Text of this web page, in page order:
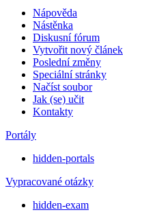
Nápověda
Nástěnka
Diskusní fórum
Vytvořit nový článek
Poslední změny
Speciální stránky
Načíst soubor
Jak (se) učit
Kontakty
Portály
hidden-portals
Vypracované otázky
hidden-exam